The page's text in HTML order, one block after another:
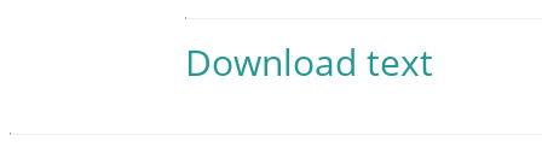
Download text